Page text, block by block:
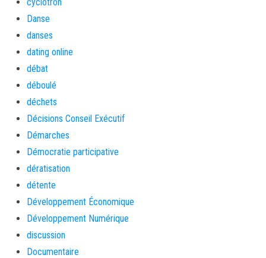
Danse
danses
dating online
débat
déboulé
déchets
Décisions Conseil Exécutif
Démarches
Démocratie participative
dératisation
détente
Développement Économique
Développement Numérique
discussion
Documentaire